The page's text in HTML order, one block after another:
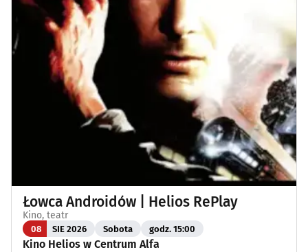
Łowca Androidów | Helios RePlay
Kino, teatr
08 SIE 2026 Sobota godz. 15:00
Kino Helios w Centrum Alfa